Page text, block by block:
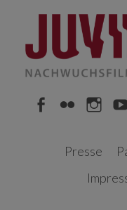
Inhalt
Presse